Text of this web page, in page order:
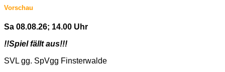
Vorschau
Sa 08.08.26; 14.00 Uhr
!!Spiel fällt aus!!!
SVL gg. SpVgg Finsterwalde